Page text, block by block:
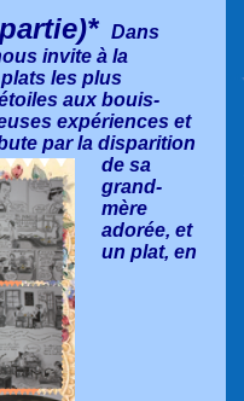
Dans
invite à la
les plus
aux bouis-
expériences et
par la disparition
de sa
grand-
mère
adorée, et
un plat, en